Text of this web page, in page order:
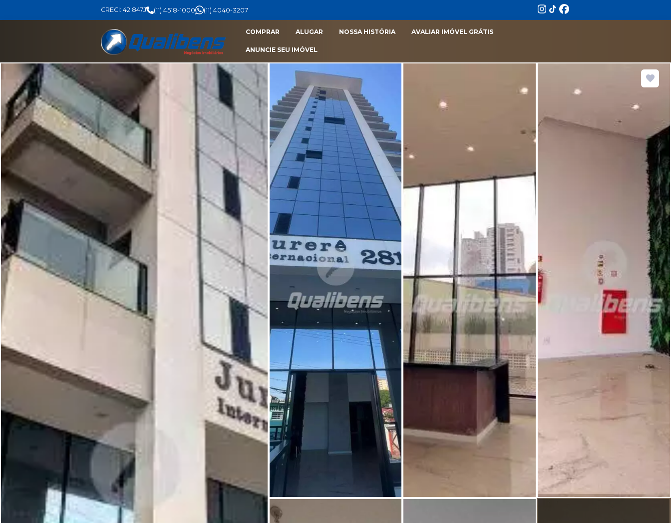
CRECI: 42.847J (11) 4518-1000 (11) 4040-3207
COMPRAR ALUGAR NOSSA HISTÓRIA AVALIAR IMÓVEL GRÁTIS
ANUNCIE SEU IMÓVEL